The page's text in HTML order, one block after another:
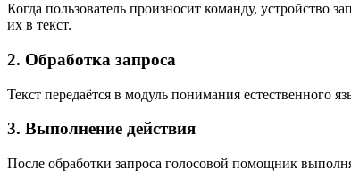
Когда пользователь произносит команду, устройство
их в текст.
2. Обработка запроса
Текст передаётся в модуль понимания естественного
3. Выполнение действия
После обработки запроса голосовой помощник